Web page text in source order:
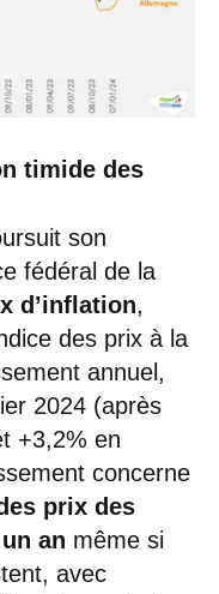
timide des
son
fédéral de la
d’inflation,
des prix à la
annuel,
2024 (après
+3,2% en
concerne
prix des
an même si
avec